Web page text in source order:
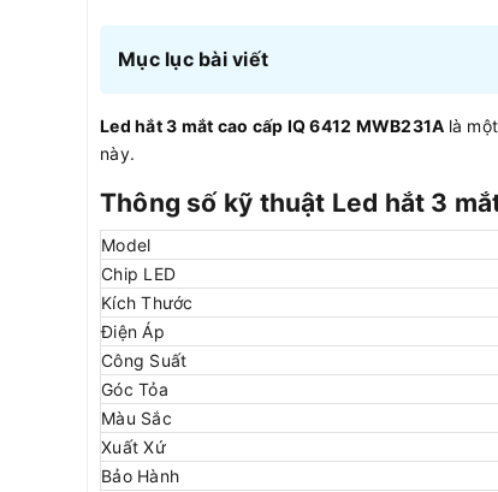
Mục lục bài viết
Led hắt 3 mắt cao cấp IQ 6412 MWB231A là
này.
Thông số kỹ thuật Led hắt 3
Model
Chip LED
Kích Thước
Điện Áp
Công Suất
Góc Tỏa
Màu Sắc
Xuất Xứ
Bảo Hành